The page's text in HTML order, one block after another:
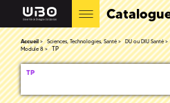
Accueil Sciences, Technologies, Santé DU ou DIU Santé
Module 8
TP
TP